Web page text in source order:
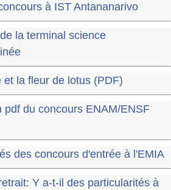
à IST Antananarivo
la terminal science
la fleur de lotus (PDF)
pdf du concours ENAM/ENSF
des concours d'entrée à l'EMIA
Y a-t-il des particularités à